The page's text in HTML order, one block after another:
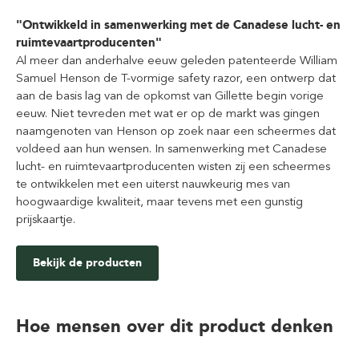
"Ontwikkeld in samenwerking met de Canadese lucht- en
ruimtevaartproducenten"
Al meer dan anderhalve eeuw geleden patenteerde William
Samuel Henson de T-vormige safety razor, een ontwerp dat
aan de basis lag van de opkomst van Gillette begin vorige
eeuw. Niet tevreden met wat er op de markt was gingen
naamgenoten van Henson op zoek naar een scheermes dat
voldeed aan hun wensen. In samenwerking met Canadese
lucht- en ruimtevaartproducenten wisten zij een scheermes
te ontwikkelen met een uiterst nauwkeurig mes van
hoogwaardige kwaliteit, maar tevens met een gunstig
prijskaartje.
Bekijk de producten
Hoe mensen over dit product denken